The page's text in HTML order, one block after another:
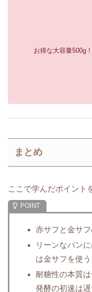
お得な大容量500g！
まとめ
ここで学んだポイント
赤サフと金サ
リーンなパン
は金サフを使う
耐糖性の本質
発酵の初速は遅